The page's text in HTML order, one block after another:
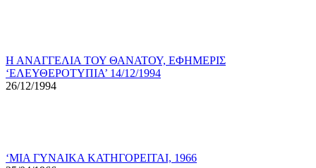
Η ΑΝΑΓΓΕΛΙΑ ΤΟΥ ΘΑΝΑΤΟΥ, ΕΦΗΜΕΡΙΣ
‘ΕΛΕΥΘΕΡΟΤΥΠΙΑ’ 14/12/1994
26/12/1994
‘ΜΙΑ ΓΥΝΑΙΚΑ ΚΑΤΗΓΟΡΕΙΤΑΙ, 1966